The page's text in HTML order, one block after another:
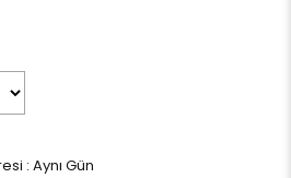
: Aynı Gün